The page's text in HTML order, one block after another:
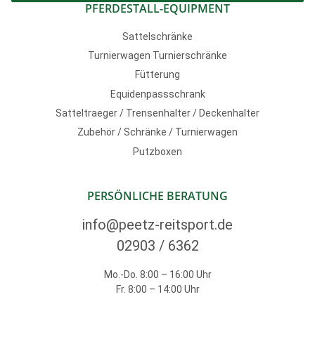
PFERDESTALL-EQUIPMENT
Sattelschränke
Turnierwagen Turnierschränke
Fütterung
Equidenpassschrank
Satteltraeger / Trensenhalter / Deckenhalter
Zubehör / Schränke / Turnierwagen
Putzboxen
PERSÖNLICHE BERATUNG
info@peetz-reitsport.de
02903 / 6362
Mo.-Do. 8:00 – 16:00 Uhr
Fr. 8:00 – 14:00 Uhr